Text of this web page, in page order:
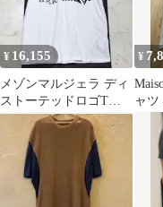
¥ 16,155
メゾンマルジェラ ディ
ストーテッドロゴTシ
ャツ ホワイト 半袖
¥
ャツ